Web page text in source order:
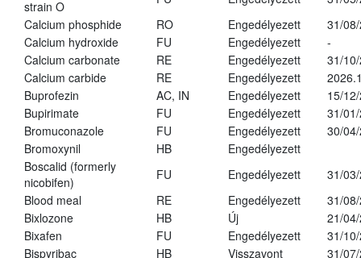
strain O
Calcium phosphide
RO Engedélyezett
31/
Calcium hydroxide
FU Engedélyezett
-
Calcium carbonate
RE Engedélyezett
31/
Calcium carbide
RE Engedélyezett
Buprofezin
AC, IN Engedélyezett
15/
Bupirimate
FU Engedélyezett
31/
Bromuconazole
FU Engedélyezett
30/
Bromoxynil
HB
Engedélyezett
Boscalid (formerly
nicobifen)
FU Engedélyezett
31/
Blood meal
RE Engedélyezett
31/
Bixlozone
HB Új
21/
Bixafen
FU Engedélyezett
31/
Bispyribac
HB Visszavont 31/